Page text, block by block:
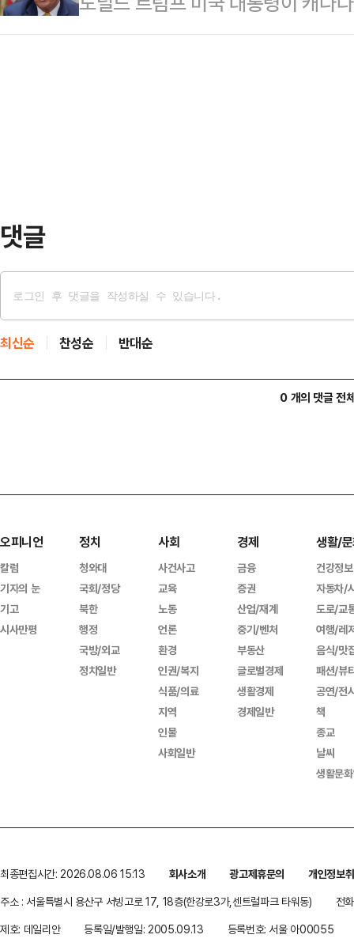
"초·재선 의원, 젊은 의원 등 여러
다"며 "과연 전…
음 말들이 머리를 때린다.“지금은
합(EU) 관세율은 내일 안으로 공개
댓글
최신순 찬성순 반대순
0 개의 댓글 전
오피니언
칼럼
기자의 눈
기고
시사만평
정치
청와대
국회/정당
북한
행정
국방/외교
정치일반
사회
사건사고
교육
노동
언론
환경
인권/복지
식품/의료
지역
인물
사회일반
경제
금융
증권
산업/재계
중기/벤처
부동산
글로벌경제
생활경제
경제일반
생활/
건강정보
자동차/
도로/교
여행/레
음식/맛
패션/뷰
공연/전
책
종교
날씨
생활문
최종편집시간: 2026.08.06 15:13 회사소개 광고제휴문의
개인정보
주소 : 서울특별시 용산구 서빙고로 17, 18층(한강로3가,센트럴파크 타워동)
전
제호: 데일리안
등록일/발행일: 2005.09.13 등록번호: 서울 아00055